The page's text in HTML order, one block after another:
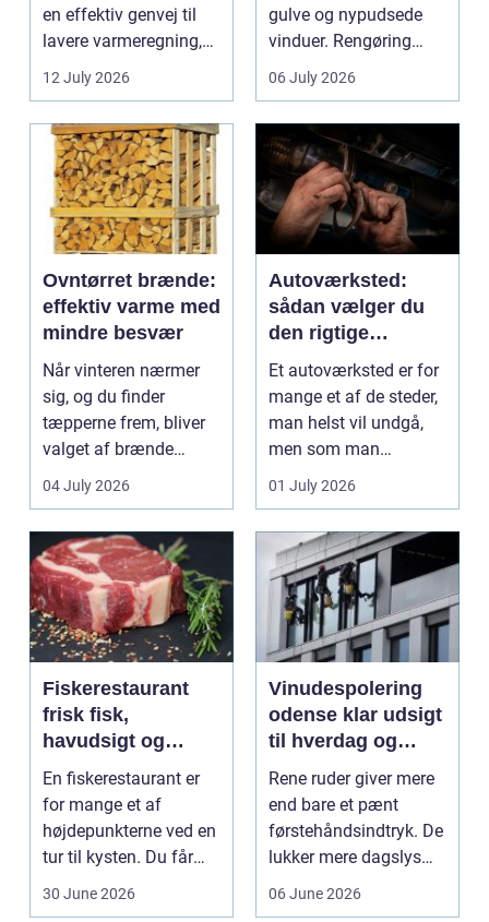
en effektiv genvej til
lavere varmeregning,
mindre CO2-udslip og
12 July 2026
gulve og nypudsede
vinduer. Rengøring
påvirker medarbejder...
06 July 2026
Ovntørret brænde:
effektiv varme med
mindre besvær
Når vinteren nærmer
sig, og du finder
tæpperne frem, bliver
valget af brænde
pludselig vigtigt.
Mang...
04 July 2026
Autoværksted:
sådan vælger du
den rigtige
mekaniker
Et autoværksted er for
mange et af de steder,
man helst vil undgå,
men som man
alligevel...
01 July 2026
Fiskerestaurant
frisk fisk,
havudsigt og
afslappet
atmosfære
En fiskerestaurant er
for mange et af
højdepunkterne ved en
tur til kysten. Du får
30 June 2026
Vinudespolering
odense klar udsigt
til hverdag og
erhverv
Rene ruder giver mere
end bare et pænt
førstehåndsindtryk. De
lukker mere dagslys
06 June 2026